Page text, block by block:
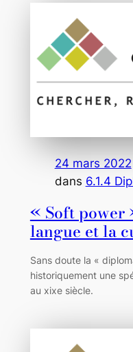
24 mars 2022
dans 6.1.4
« Soft power
langue et la
Sans doute la «
historiquement une
au xixe siècle.